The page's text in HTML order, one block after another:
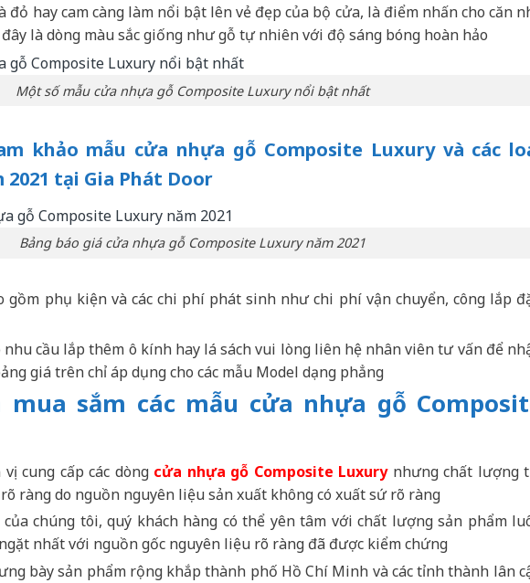
đỏ hay cam càng làm nổi bật lên vẻ đẹp của bộ cửa, là điểm nhấn cho căn
là dòng màu sắc giống như gỗ tự nhiên với độ sáng bóng hoàn hảo
Một số mẫu cửa nhựa gỗ Composite Luxury nổi bật nhất
khảo mẫu cửa nhựa gỗ Composite Luxury và các
2021 tại Gia Phát Door
Bảng báo giá cửa nhựa gỗ Composite Luxury năm 2021
gồm phụ kiện và các chi phí phát sinh như chi phí vận chuyển, công lắp
nhu cầu lắp thêm ô kính hay lá sách vui lòng liên hệ nhân viên tư vấn để
giá trên chỉ áp dụng cho các mẫu Model dạng phẳng
sắm các mẫu cửa nhựa gỗ
cung cấp các dòng cửa nhựa gỗ Composite Luxurynhưng chất lượng
ràng do nguồn nguyên liệu sản xuất không có xuất sứ rõ ràng
chúng tôi, quý khách hàng có thể yên tâm với chất lượng sản phẩm
nhất với nguồn gốc nguyên liệu rõ ràng đã được kiểm chứng
bày sản phẩm rộng khắp thành phố Hồ Chí Minh và các tỉnh thành lân